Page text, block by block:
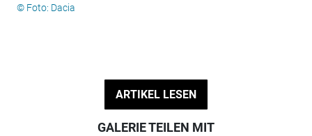
© Foto: Dacia
ARTIKEL LESEN
GALERIE TEILEN MIT